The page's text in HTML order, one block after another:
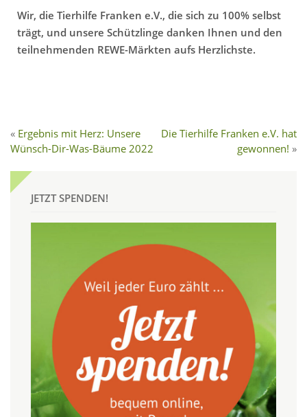
Wir, die Tierhilfe Franken e.V., die sich zu 100% selbst
trägt, und unsere Schützlinge danken Ihnen und den
teilnehmenden REWE-Märkten aufs Herzlichste.
Ergebnis mit Herz: Unsere
Wünsch-Dir-Was-Bäume 2022
Die Tierhilfe Franken e.V. hat
gewonnen!
JETZT SPENDEN!